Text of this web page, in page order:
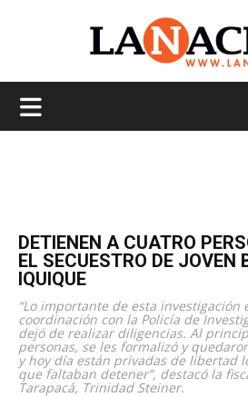
DETIENEN A CUATRO
EL SECUESTRO DE JOVEN
IQUIQUE
“Lo importante de esta investigación
coordinación con la Policía de
dejó de realizar diligencias. Al
personas, se les formalizó y
y hoy día están privadas de libertad
que faltaban detener”, destacó la
Tarapacá, Trinidad Steiner.